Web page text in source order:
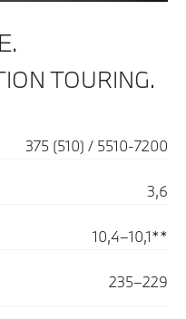
TOURING.
375 (510) / 5510-7200
3,6
10,4–10,1**
235–229